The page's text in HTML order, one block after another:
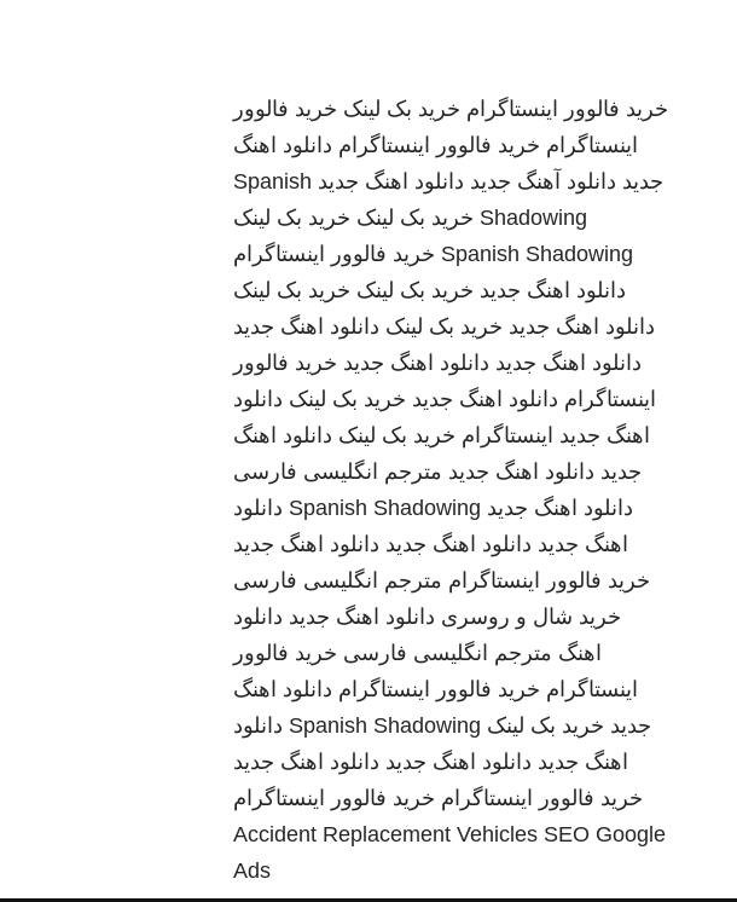
خرید فالوور اینستاگرام خرید بک لینک خرید فالوور
اینستاگرام خرید فالوور اینستاگرام دانلود اهنگ
جدید دانلود آهنگ جدید دانلود اهنگ جدید Spanish
Shadowing خرید بک لینک خرید بک لینک
Spanish Shadowing خرید فالوور اینستاگرام
دانلود اهنگ جدید خرید بک لینک خرید بک لینک
دانلود اهنگ جدید خرید بک لینک دانلود اهنگ جدید
دانلود اهنگ جدید دانلود اهنگ جدید خرید فالوور
اینستاگرام دانلود اهنگ جدید خرید بک لینک دانلود
اهنگ جدید اینستاگرام خرید بک لینک دانلود اهنگ
جدید دانلود اهنگ جدید مترجم انگلیسی فارسی
دانلود اهنگ جدید Spanish Shadowing دانلود
اهنگ جدید دانلود اهنگ جدید دانلود اهنگ جدید
خرید فالوور اینستاگرام مترجم انگلیسی فارسی
خرید شال و روسری دانلود اهنگ جدید دانلود
اهنگ مترجم انگلیسی فارسی خرید فالوور
اینستاگرام خرید فالوور اینستاگرام دانلود اهنگ
جدید خرید بک لینک Spanish Shadowing دانلود
اهنگ جدید دانلود اهنگ جدید دانلود اهنگ جدید
خرید فالوور اینستاگرام خرید فالوور اینستاگرام
Accident Replacement Vehicles SEO Google
Ads